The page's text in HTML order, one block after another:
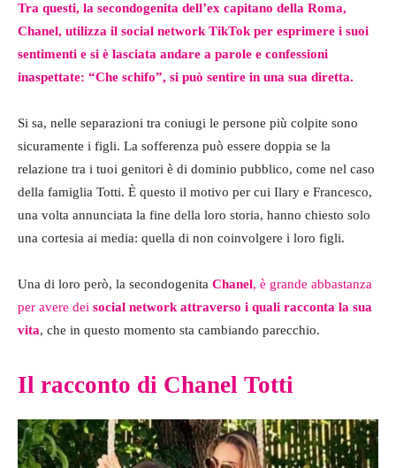
Tra questi, la secondogenita dell’ex capitano della Roma,
Chanel, utilizza il social network TikTok per esprimere i suoi
sentimenti e si è lasciata andare a parole e confessioni
inaspettate: “Che schifo”, si può sentire in una sua diretta.
Si sa, nelle separazioni tra coniugi le persone più colpite sono
sicuramente i figli. La sofferenza può essere doppia se la
relazione tra i tuoi genitori è di dominio pubblico, come nel caso
della famiglia Totti. È questo il motivo per cui Ilary e Francesco,
una volta annunciata la fine della loro storia, hanno chiesto solo
una cortesia ai media: quella di non coinvolgere i loro figli.
Una di loro però, la secondogenita Chanel, è grande abbastanza
per avere dei social network attraverso i quali racconta la sua
vita, che in questo momento sta cambiando parecchio.
Il racconto di Chanel Totti